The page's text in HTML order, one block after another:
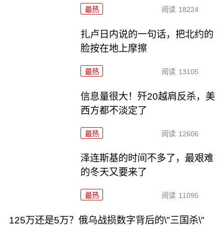
最热 阅读 18224
扎卢日内说的一句话，把北约的
脸按在地上摩擦
最热 阅读 13105
信息量很大！歼20越肩反杀，美
西方都不淡定了
最热 阅读 12606
泽连斯基的时间不多了，最艰难
的冬天又要来了
最热 阅读 11095
125万还是5万？俄乌战损数字背后的\"三国杀\"